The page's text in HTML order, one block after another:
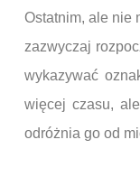
Ostatnim, ale nie
zazwyczaj
wykazywać
więcej czasu,
odróżnia go od